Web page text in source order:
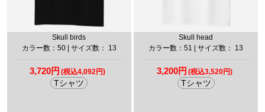
Skull birds
カラー数：50 | サイズ数： 13
3,720円 (税込4,092円)
Tシャツ
Skull head
カラー数：51 | サイズ数： 13
3,200円 (税込3,520円)
Tシャツ